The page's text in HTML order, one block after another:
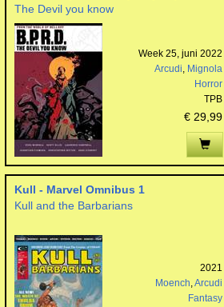
The Devil you know
Week 25, juni 2022
Arcudi, Mignola
Horror
TPB
€ 29,99
Kull - Marvel Omnibus 1
Kull and the Barbarians
2021
Moench,Arcudi
Fantasy